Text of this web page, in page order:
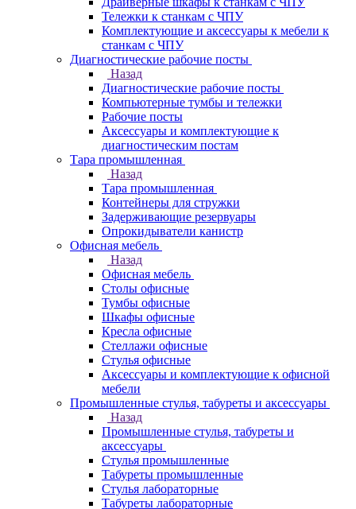
Тележки к станкам с ЧПУ
Комплектующие и аксессуары к мебели к
станкам с ЧПУ
Диагностические рабочие посты
Назад
Диагностические рабочие посты
Компьютерные тумбы и тележки
Рабочие посты
Аксессуары и комплектующие к
диагностическим постам
Тара промышленная
Назад
Тара промышленная
Контейнеры для стружки
Задерживающие резервуары
Опрокидыватели канистр
Офисная мебель
Назад
Офисная мебель
Столы офисные
Тумбы офисные
Шкафы офисные
Кресла офисные
Стеллажи офисные
Стулья офисные
Аксессуары и комплектующие к офисной
мебели
Промышленные стулья, табуреты и аксессуары
Назад
Промышленные стулья, табуреты и
аксессуары
Стулья промышленные
Табуреты промышленные
Стулья лабораторные
Табуреты лабораторные